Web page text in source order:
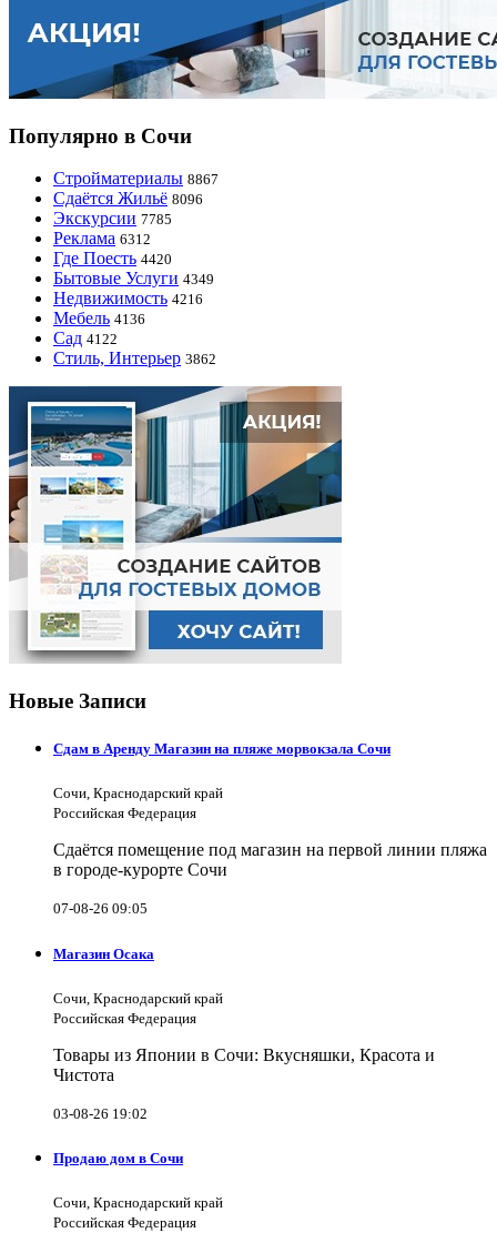
Популярно в Сочи
Стройматериалы 8867
Сдаётся Жильё 8096
Экскурсии 7785
Реклама 6312
Где Поесть 4420
Бытовые Услуги 4349
Недвижимость 4216
Мебель 4136
Сад 4122
Стиль, Интерьер 3862
Новые Записи
Сдам в Аренду Магазин на пляже морвокзала Сочи
Сочи, Краснодарский край
Российская Федерация
Сдаётся помещение под магазин на первой линии пляжа
в городе-курорте Сочи
07-08-26 09:05
Магазин Осака
Сочи, Краснодарский край
Российская Федерация
Товары из Японии в Сочи: Вкусняшки, Красота и
Чистота
03-08-26 19:02
Продаю дом в Сочи
Сочи, Краснодарский край
Российская Федерация